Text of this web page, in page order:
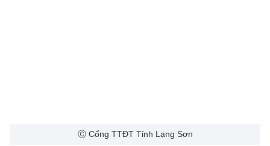
Ⓒ Cổng TTĐT Tỉnh Lạng Sơn